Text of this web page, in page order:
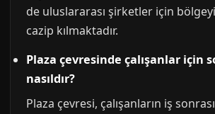
de uluslararası şirketler için
cazip kılmaktadır.
Plaza çevresinde çalışanlar için
nasıldır?
Plaza çevresi, çalışanların iş